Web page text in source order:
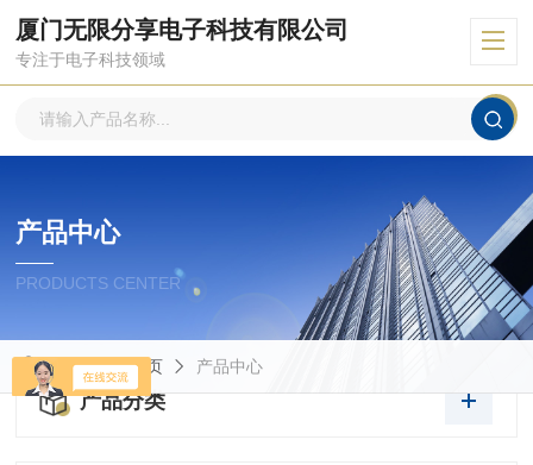
厦门无限分享电子科技有限公司
专注于电子科技领域
产品中心
PRODUCTS CENTER
当前位置：首页 产品中心
产品分类